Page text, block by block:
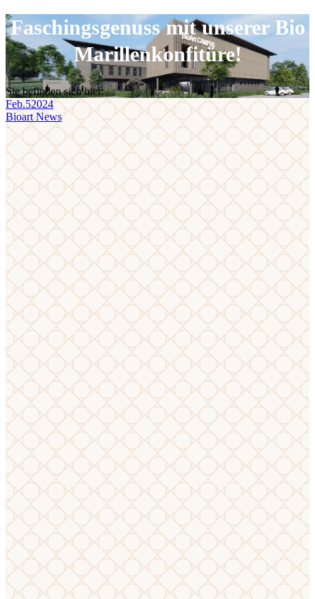
Faschingsgenuss mit unserer Bio
Marillenkonfitüre!
Sie befinden sich hier:
Feb.52024
Bioart News